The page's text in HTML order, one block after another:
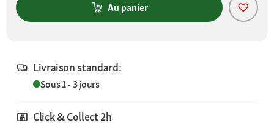
Au panier
Livraison standard:
Sous 1 - 3 jours
Click & Collect 2h